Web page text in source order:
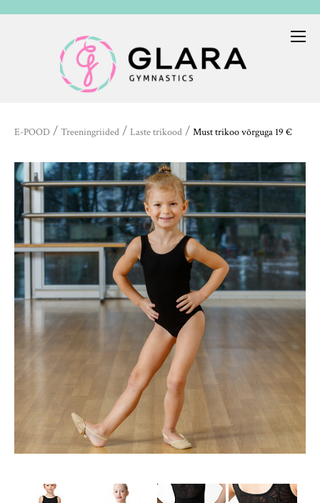
E-POOD / Treeningriided / Laste trikood / Must trikoo võrguga 19 €